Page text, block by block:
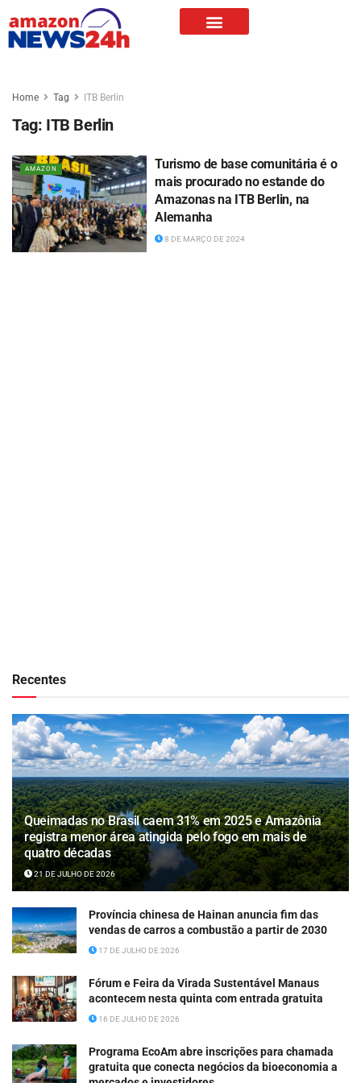
Home Tag ITB Berlin
Tag: ITB Berlin
AMAZON
Turismo de base comunitária é o
mais procurado no estande do
Amazonas na ITB Berlin, na
Alemanha
8 DE MARÇO DE 2024
Recentes
Queimadas no Brasil caem 31% em 2025 e Amazônia
registra menor área atingida pelo fogo em mais de
quatro décadas
21 DE JULHO DE 2026
Província chinesa de Hainan anuncia fim das
vendas de carros a combustão a partir de 2030
17 DE JULHO DE 2026
Fórum e Feira da Virada Sustentável Manaus
acontecem nesta quinta com entrada gratuita
16 DE JULHO DE 2026
Programa EcoAm abre inscrições para chamada
gratuita que conecta negócios da bioeconomia a